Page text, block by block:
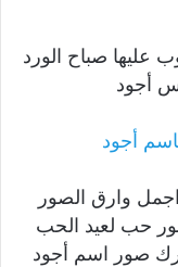
عليها صباح الورد
أجود
أجود
وارق الصور
حب لعيد الحب
صور اسم أجود